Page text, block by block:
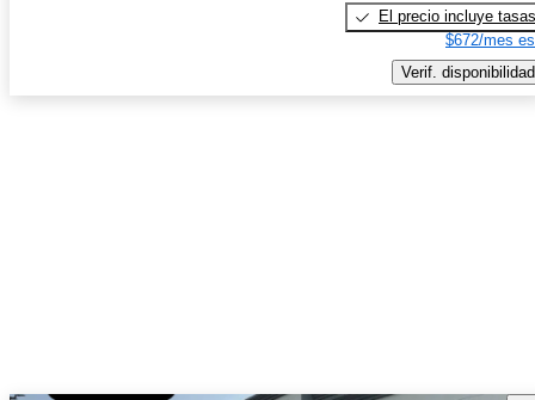
El precio incluye tasas
$672/mes
Verif. disponibilidad